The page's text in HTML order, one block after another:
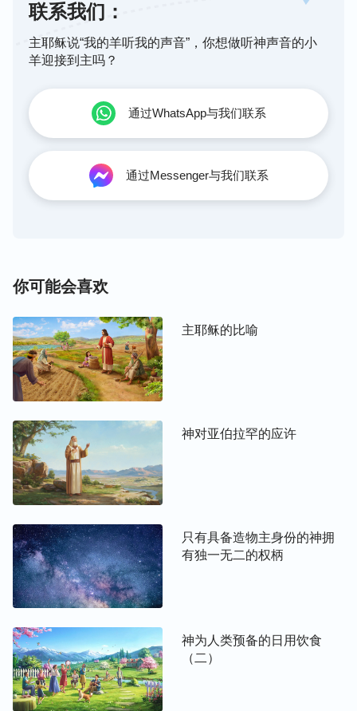
矩，谁都懒得搭理谁，谁都懒得看上谁一眼……它们
各自都带着造物主赋予它们各自的特殊生命，带着野
性、带着蛮横出现在丛林里，出现在大山间。它们如
真正的主人呢？从造物主命它们出现的那一刻开始，
它们便要“霸占”丛林，“霸占”大山，因为造物主早已
封定了它们的界限，给它们制定好了它们的生存范
围，它们才是大山、丛林真正的霸主，所以它们才如
此具有野性，如此“不可一世”。而它们之所以被称为
不能为人类劳作；正是因为它们不能被饲养，不能为
近它们；因为它们远离人类，人类不得靠近它们，它
们才能完成造物主赋予它们的责任——守护大山、守
护丛林。它们的野性是保护大山、守护丛林，是让它
们能繁衍生息最好的保护与保障，同时，它们的野性
山、让丛林有了依靠，有了寄托；它们的到来，给寂
寞空寥的大山、丛林注入了无限的生机与活力。从
此，大山、丛林成了它们永久的栖息地，它们永不会
失去它们的家园，因为大山、丛林为它们而生而存，
它们将为守护大山与丛林而尽职尽责，尽心尽力，它
们也将严格地遵照造物主嘱托它们的——守住它们的
领地、持续它们的野兽本性来维护造物主制定下的万
物的平衡，彰显造物主的权柄与能力！
联系我们：
主耶稣说“我的羊听我的声音”，你想做听神声音的小
羊迎接到主吗？
通过WhatsApp与我们联系
通过Messenger与我们联系
你可能会喜欢
主耶稣的比喻
神对亚伯拉罕的应许
只有具备造物主身份的神拥
有独一无二的权柄
神为人类预备的日用饮食
（二）